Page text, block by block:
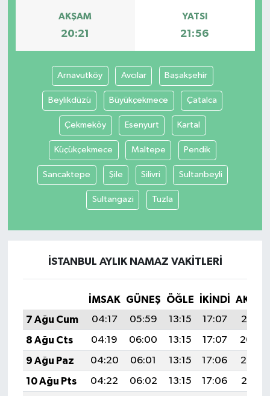
AKŞAM
20:21
YATSI
21:56
Arnavutköy Avcılar Başakşehir
Beylikdüzü Büyükçekmece Çatalca
Çekmeköy Esenyurt Kartal
Küçükçekmece Maltepe Pendik
Sancaktepe Şile Silivri Sultanbeyli
Sultangazi Tuzla
İSTANBUL AYLIK NAMAZ VAKITLERI
İMSAK GÜNEŞ ÖĞLE İKINDI
7 Ağu Cum
04:17 05:59 13:15 17:07
20:21
8 Ağu Cts
04:19 06:00 13:15 17:07
20:20
9 Ağu Paz
04:20 06:01 13:15 17:06
20:19
10 Ağu Pts
04:22 06:02 13:15 17:06
20:18